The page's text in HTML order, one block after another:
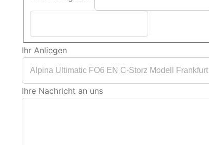
Ihr Anliegen
Ihre Nachricht an uns